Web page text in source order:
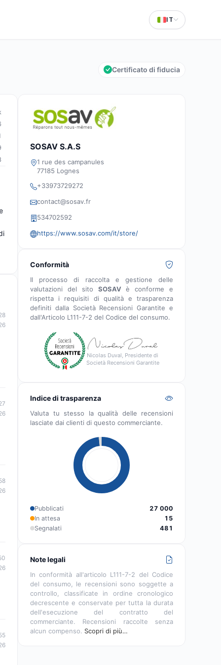
IT
Certificato di fiducia
SOSAV S.A.S
1 rue des campanules
77185 Lognes
+33973729272
contact@sosav.fr
534702592
https://www.sosav.com/it/store/
Conformità
Il processo di raccolta e gestione delle
valutazioni del sito SOSAV è conforme e
rispetta i requisiti di qualità e trasparenza
definiti dalla Società Recensioni Garantite e
dall'Articolo L111-7-2 del Codice del consumo.
Nicolas Duval, Presidente di
Società Recensioni Garantite
Indice di trasparenza
Valuta tu stesso la qualità delle recensioni
lasciate dai clienti di questo commerciante.
Pubblicati
27 000
In attesa
15
Segnalati
481
Note legali
In conformità all'articolo L111-7-2 del Codice
del consumo, le recensioni sono soggette a
controllo, classificate in ordine cronologico
decrescente e conservate per tutta la durata
dell'esecuzione del contratto del
commerciante. Recensioni raccolte senza
alcun compenso. Scopri di più…